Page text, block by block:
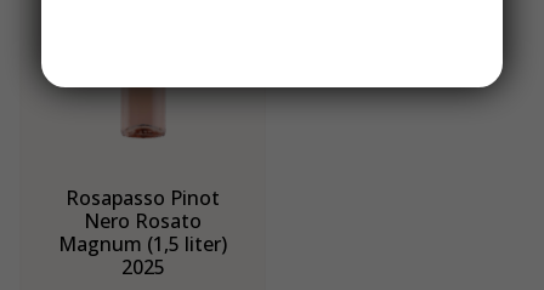
Rosapasso Pinot
Nero Rosato
Magnum (1,5 liter)
2025